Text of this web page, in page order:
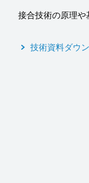
接合技術の原理や
技術資料ダウ